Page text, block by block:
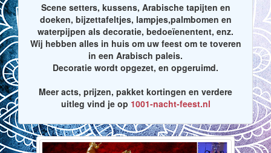
Scene setters, kussens, Arabische tapijten en
doeken, bijzettafeltjes, lampjes,palmbomen en
waterpijpen als decoratie, bedoeïenentent, enz.
Wij hebben alles in huis om uw feest om te toveren
in een Arabisch paleis.
Decoratie wordt opgezet, en opgeruimd.
Meer acts, prijzen, pakket kortingen en verdere
uitleg vind je op 1001-nacht-feest.nl